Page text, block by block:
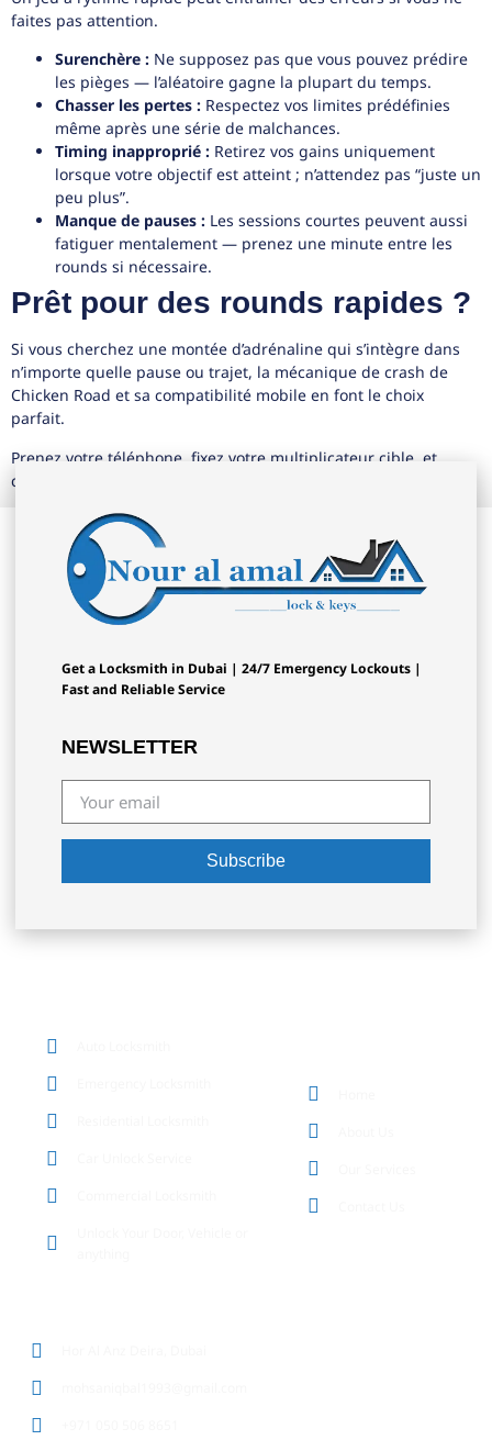
faites pas attention.
Surenchère : Ne supposez pas que vous pouvez prédire
les pièges — l’aléatoire gagne la plupart du temps.
Chasser les pertes : Respectez vos limites prédéfinies
même après une série de malchances.
Timing inapproprié : Retirez vos gains uniquement
lorsque votre objectif est atteint ; n’attendez pas “juste un
peu plus”.
Manque de pauses : Les sessions courtes peuvent aussi
fatiguer mentalement — prenez une minute entre les
rounds si nécessaire.
Prêt pour des rounds rapides ?
Si vous cherchez une montée d’adrénaline qui s’intègre dans
n’importe quelle pause ou trajet, la mécanique de crash de
Chicken Road et sa compatibilité mobile en font le choix
parfait.
Prenez votre téléphone, fixez votre multiplicateur cible, et
commencez à trancher ces rounds rapides dès aujourd’hui !
Get a Locksmith in Dubai | 24/7 Emergency Lockouts |
Fast and Reliable Service
NEWSLETTER
Subscribe